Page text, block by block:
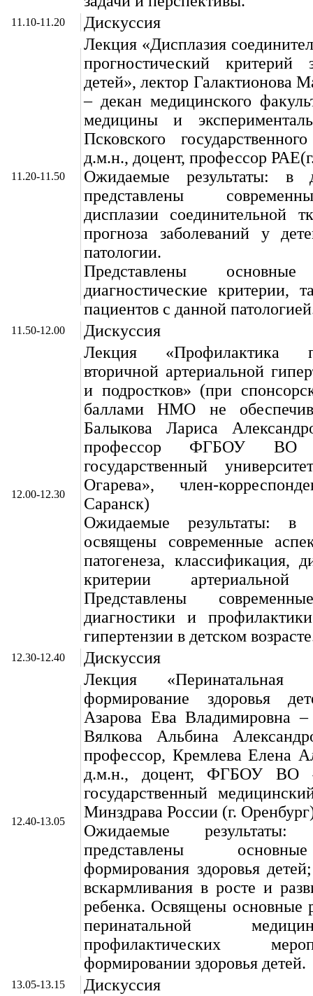
11.10-11.20 Дискуссия
11.20-11.50
Лекция «Дисплазия
прогностический критерий
детей», лектор Галактионова
– декан медицинского
медицины и
Псковского
д.м.н., доцент, профессор
Ожидаемые результаты: в
представлены
дисплазии соединительной
прогноза заболеваний у
патологии.
Представлены основные
диагностические критерии,
пациентов с данной
11.50-12.00 Дискуссия
12.00-12.30
Лекция «Профилактика
вторичной артериальной
и подростков» (при
баллами НМО не
Балыкова Лариса
профессор ФГБОУ ВО
государственный
Огарева», член-
Саранск)
Ожидаемые результаты: в
освящены современные
патогенеза, классификация,
критерии артериальной
Представлены
диагностики и
гипертензии в детском
12.30-12.40 Дискуссия
12.40-13.05
Лекция
формирование здоровья
Азарова Ева Владимировна
Вялкова Альбина
профессор, Кремлева Елена
д.м.н., доцент, ФГБОУ ВО
государственный
Минздрава России (г.
Ожидаемые
представлены
формирования здоровья
вскармливания в росте и
ребенка. Освящены основные
перинатальной
профилактических
формировании здоровья детей.
13.05-13.15 Дискуссия